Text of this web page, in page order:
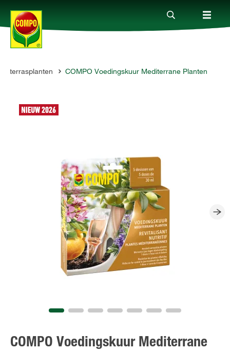
Producten
Advies
& terrasplanten COMPO Voedingskuur Mediterrane Planten
COMPO Voedingskuur Mediterrane